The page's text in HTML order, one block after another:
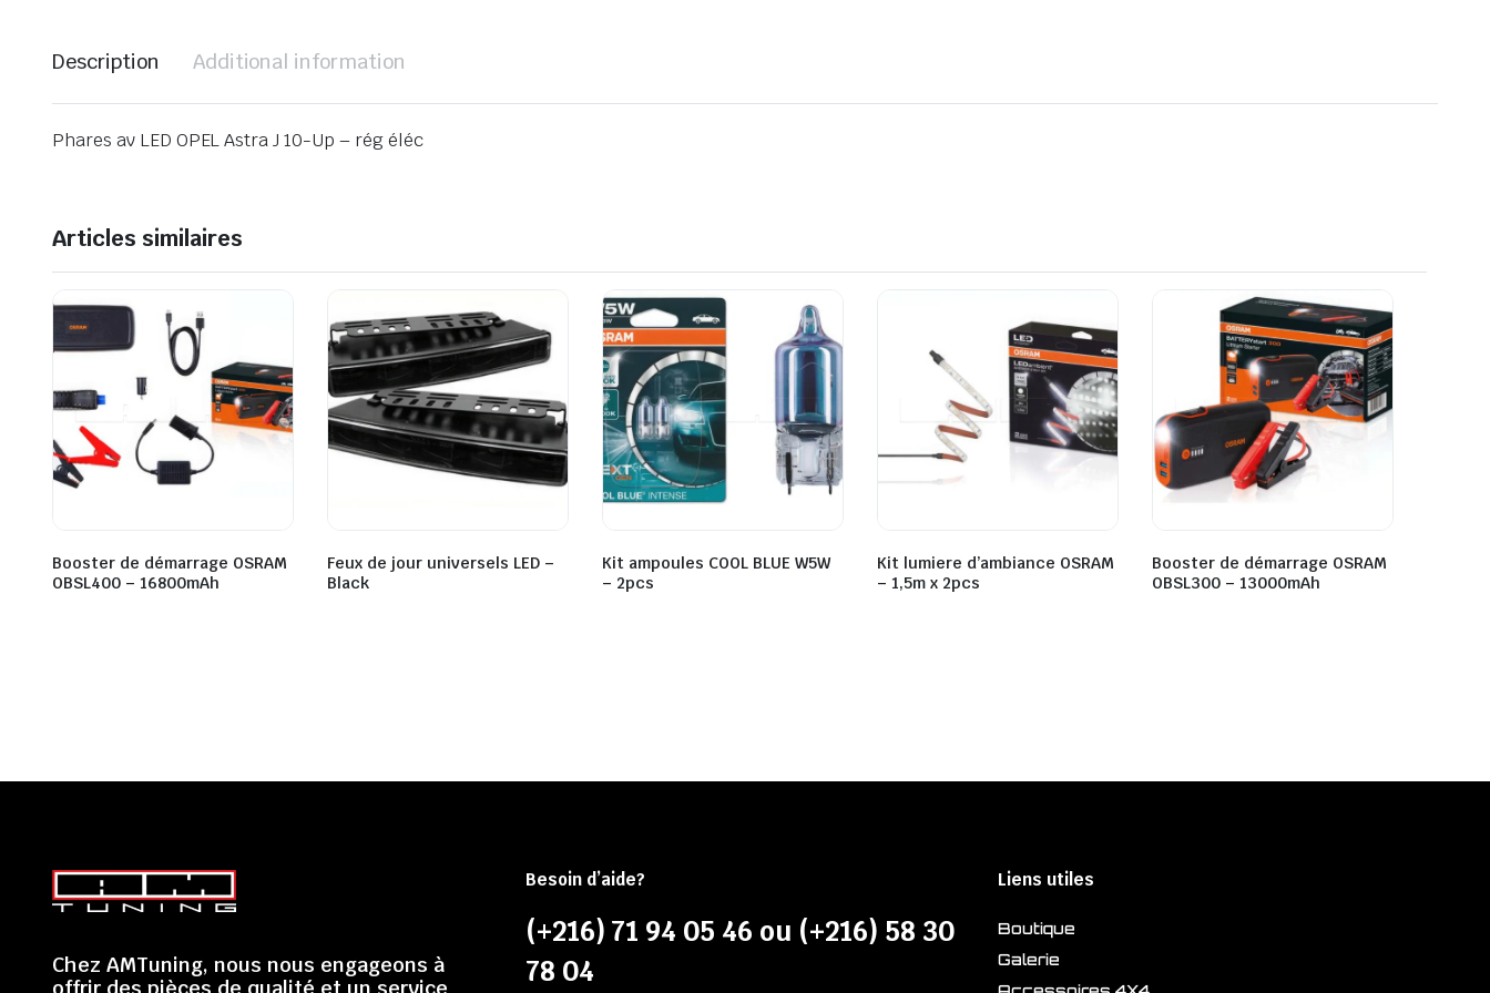
Description Additional information
Phares av LED OPEL Astra J 10-Up – rég éléc
Articles similaires
Booster de démarrage OSRAM
OBSL400 – 16800mAh
Feux de jour universels LED –
Black
Kit ampoules COOL BLUE W5W
– 2pcs
Kit lumiere d’ambiance OSRAM
– 1,5m x 2pcs
Booster de démarrage OSRAM
OBSL300 – 13000mAh
Chez AMTuning, nous nous engageons à
Besoin d’aide?
(+216) 71 94 05 46 ou (+216) 58 30
78 04
Liens utiles
Boutique
Galerie